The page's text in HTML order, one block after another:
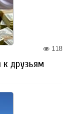
118
к друзьям